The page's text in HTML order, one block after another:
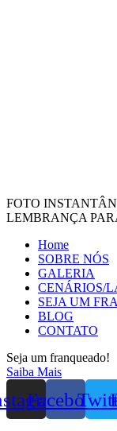
FOTO
LEMBRANÇA
Home
SOBRE NÓS
GALERIA
CENÁRIOS/
SEJA UM
BLOG
CONTATO
Seja um franqueado!
Saiba Mais
Facebook